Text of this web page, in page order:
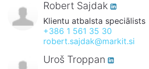
Robert Sajdak
Klientu atbalsta speciālists
+386 1 561 35 30
robert.sajdak@markit.si
Uroš Troppan